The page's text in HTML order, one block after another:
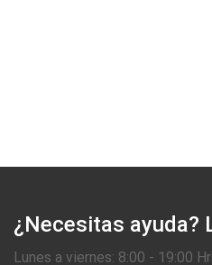
¿Necesitas ayuda?
Lunes a viernes: 8:00 - 19:00